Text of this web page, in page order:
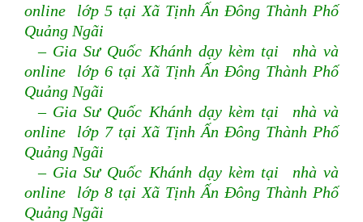
online lớp 5 tại Xã Tịnh Ấn Đông Thành Phố
Quảng Ngãi
– Gia Sư Quốc Khánh dạy kèm tại nhà và
online lớp 6 tại Xã Tịnh Ấn Đông Thành Phố
Quảng Ngãi
– Gia Sư Quốc Khánh dạy kèm tại nhà và
online lớp 7 tại Xã Tịnh Ấn Đông Thành Phố
Quảng Ngãi
– Gia Sư Quốc Khánh dạy kèm tại nhà và
online lớp 8 tại Xã Tịnh Ấn Đông Thành Phố
Quảng Ngãi